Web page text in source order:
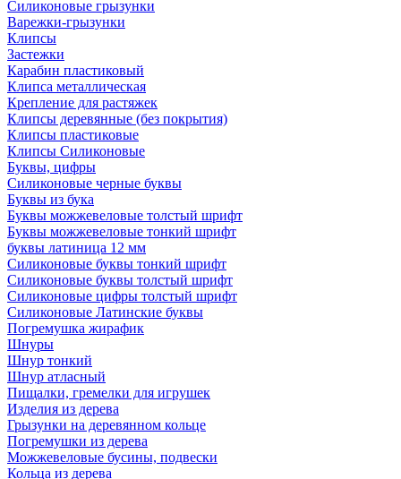
Силиконовые грызунки
Варежки-грызунки
Клипсы
Застежки
Карабин пластиковый
Клипса металлическая
Крепление для растяжек
Клипсы деревянные (без покрытия)
Клипсы пластиковые
Клипсы Силиконовые
Буквы, цифры
Силиконовые черные буквы
Буквы из бука
Буквы можжевеловые толстый шрифт
Буквы можжевеловые тонкий шрифт
буквы латиница 12 мм
Силиконовые буквы тонкий шрифт
Силиконовые буквы толстый шрифт
Силиконовые цифры толстый шрифт
Силиконовые Латинские буквы
Погремушка жирафик
Шнуры
Шнур тонкий
Шнур атласный
Пищалки, гремелки для игрушек
Изделия из дерева
Грызунки на деревянном кольце
Погремушки из дерева
Можжевеловые бусины, подвески
Кольца из дерева